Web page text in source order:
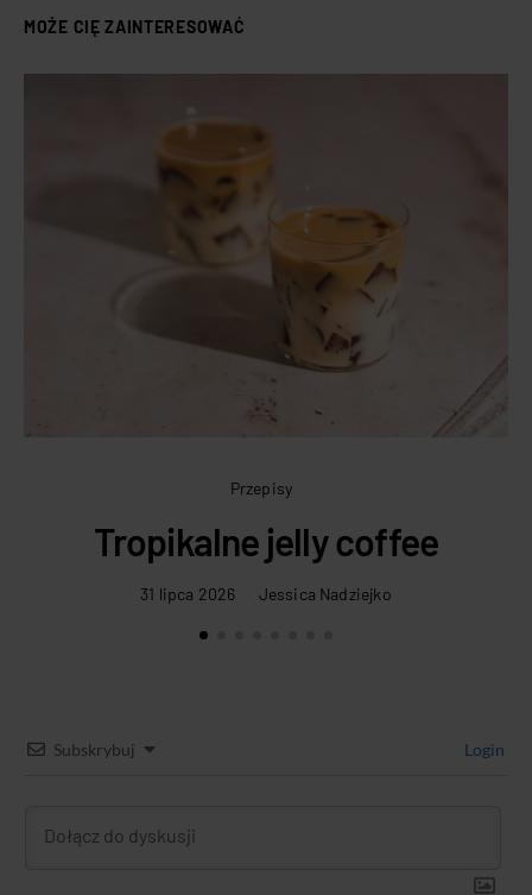
MOŻE CIĘ ZAINTERESOWAĆ
Przepisy
Tropikalne jelly coffee
31 lipca 2026 Jessica Nadziejko
Subskrybuj Login